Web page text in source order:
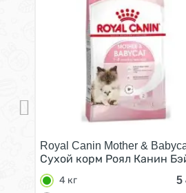
Royal Canin Mother &
Сухой корм Роял Канин
4 кг 5